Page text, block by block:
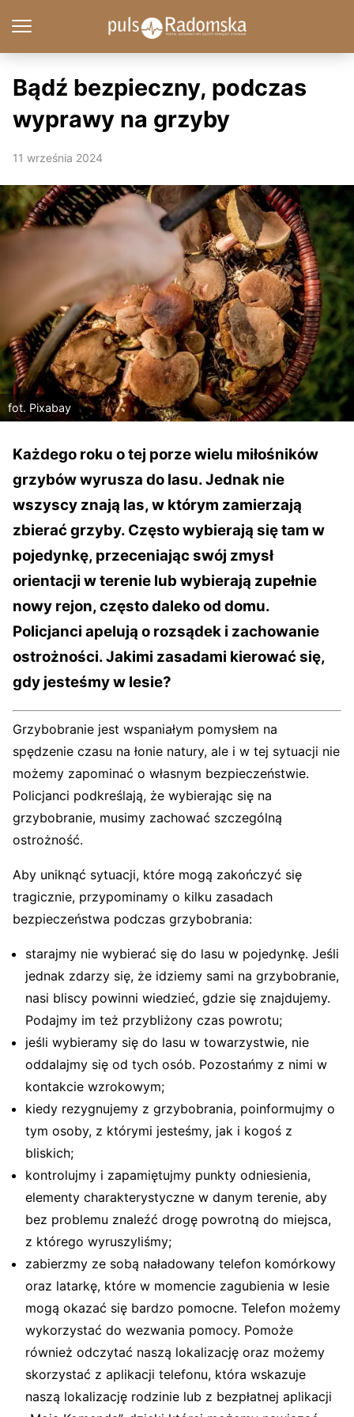
Bądź bezpieczny, podczas
wyprawy na grzyby
11 września 2024
fot. Pixabay
Każdego roku o tej porze wielu miłośników
grzybów wyrusza do lasu. Jednak nie
wszyscy znają las, w którym zamierzają
zbierać grzyby. Często wybierają się tam w
pojedynkę, przeceniając swój zmysł
orientacji w terenie lub wybierają zupełnie
nowy rejon, często daleko od domu.
Policjanci apelują o rozsądek i zachowanie
ostrożności. Jakimi zasadami kierować się,
gdy jesteśmy w lesie?
Grzybobranie jest wspaniałym pomysłem na
spędzenie czasu na łonie natury, ale i w tej sytuacji nie
możemy zapominać o własnym bezpieczeństwie.
Policjanci podkreślają, że wybierając się na
grzybobranie, musimy zachować szczególną
ostrożność.
Aby uniknąć sytuacji, które mogą zakończyć się
tragicznie, przypominamy o kilku zasadach
bezpieczeństwa podczas grzybobrania:
starajmy nie wybierać się do lasu w pojedynkę. Jeśli
jednak zdarzy się, że idziemy sami na grzybobranie,
nasi bliscy powinni wiedzieć, gdzie się znajdujemy.
Podajmy im też przybliżony czas powrotu;
jeśli wybieramy się do lasu w towarzystwie, nie
oddalajmy się od tych osób. Pozostańmy z nimi w
kontakcie wzrokowym;
kiedy rezygnujemy z grzybobrania, poinformujmy o
tym osoby, z którymi jesteśmy, jak i kogoś z
bliskich;
kontrolujmy i zapamiętujmy punkty odniesienia,
elementy charakterystyczne w danym terenie, aby
bez problemu znaleźć drogę powrotną do miejsca,
z którego wyruszyliśmy;
zabierzmy ze sobą naładowany telefon komórkowy
oraz latarkę, które w momencie zagubienia w lesie
mogą okazać się bardzo pomocne. Telefon możemy
wykorzystać do wezwania pomocy. Pomoże
również odczytać naszą lokalizację oraz możemy
skorzystać z aplikacji telefonu, która wskazuje
naszą lokalizację rodzinie lub z bezpłatnej aplikacji